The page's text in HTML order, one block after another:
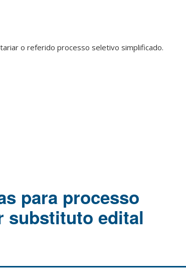
o referido processo seletivo simplificado.
para processo
substituto edital